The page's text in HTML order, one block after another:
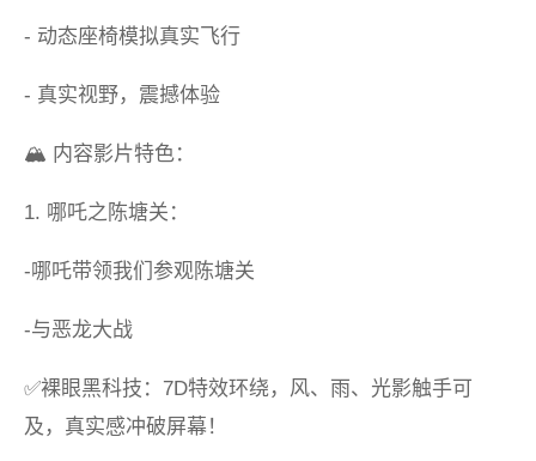
- 动态座椅模拟真实飞行
- 真实视野，震撼体验
🏔️ 内容影片特色：
1. 哪吒之陈塘关：
-哪吒带领我们参观陈塘关
-与恶龙大战
✅裸眼黑科技：7D特效环绕，风、雨、光影触手可
及，真实感冲破屏幕！